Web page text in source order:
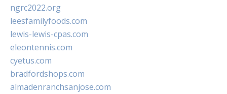
ngrc2022.org
leesfamilyfoods.com
lewis-lewis-cpas.com
eleontennis.com
cyetus.com
bradfordshops.com
almadenranchsanjose.com